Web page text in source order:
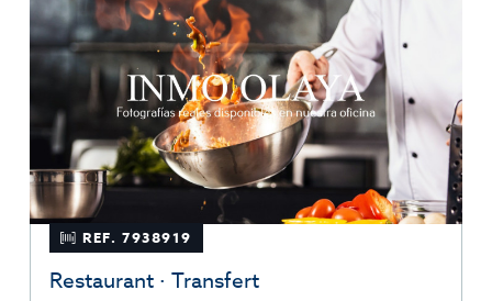
REF. 7938919
Restaurant · Transfert